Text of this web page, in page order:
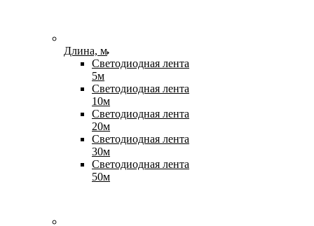
Длина, м
Светодиодная лента
5м
Светодиодная лента
10м
Светодиодная лента
20м
Светодиодная лента
30м
Светодиодная лента
50м